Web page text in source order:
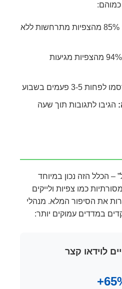
85% מהצפיות מתרחשות ללא
94% מהצפיות מגיעות
לפחות 3-5 פעמים בשבוע
הגיבו לתגובות תוך שעה
הכלל הזה נכון במיוחד
כמו צפיות ולייקים
את הסיפור המלא. מנהלי
במדדים עמוקים יותר:
לוידאו קצר